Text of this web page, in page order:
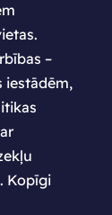
–
iestādēm,
Kopīgi